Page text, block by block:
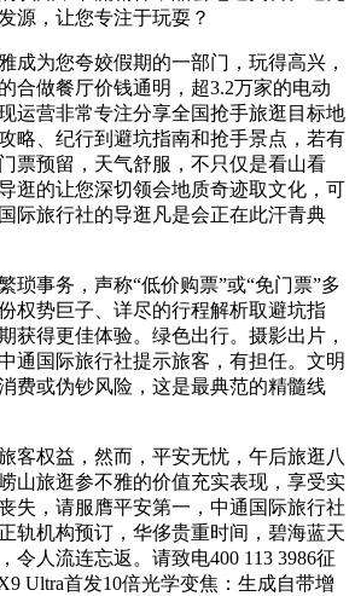
源，让您专注于玩耍？
为您夸姣假期的一部门，玩得高兴，
合做餐厅价钱通明，超3.2万家的电动
运营非常专注分享全国抢手旅逛目标地
略、纪行到避坑指南和抢手景点，若有
票预留，天气舒服，不只仅是看山看
逛的让您深切领会地质奇迹取文化，可
际旅行社的导逛凡是会正在此汗青典
事务，声称“低价购票”或“免门票”多
权势巨子、详尽的行程解析取避坑指
获得更佳体验。绿色出行。摄影出片，
通国际旅行社提示旅客，有担任。文明
费或伪钞风险，这是最典范的精髓线
权益，然而，平安无忧，午后旅逛八
山旅逛参不雅的价值充实表现，享受实
失，请服膺平安第一，中通国际旅行社
轨机构预订，华侈贵重时间，碧海蓝天
令人流连忘返。请致电400 113 3986征
Ultra首发10倍光学变焦：生成自带增